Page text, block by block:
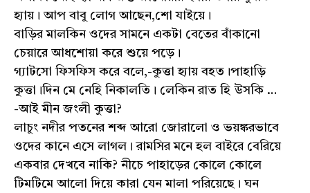
হ্যায়। আপ বাবু লোগ আছেন,শো যাইয়ে।
বাড়ির মালকিন ওদের সামনে একটা বেতের বাঁকানো
চেয়ারে আধশোয়া করে শুয়ে পড়ে।
গ্যাটসো ফিসফিস করে বলে,-কুত্তা হ্যায় বহত।পাহাড়ি
কুত্তা।দিন মে নেহি নিকালতি। লেকিন রাত হি উসকি …
-আই মীন জংলী কুত্তা?
লাচুং নদীর পতনের শব্দ আরো জোরালো ও ভয়ঙ্করভাবে
ওদের কানে এসে লাগল। রামসির মনে হল বাইরে বেরিয়ে
একবার দেখবে নাকি? নীচে পাহাড়ের কোলে কোলে
টিমটিমে আলো দিয়ে কারা যেন মালা পরিয়েছে। ঘন